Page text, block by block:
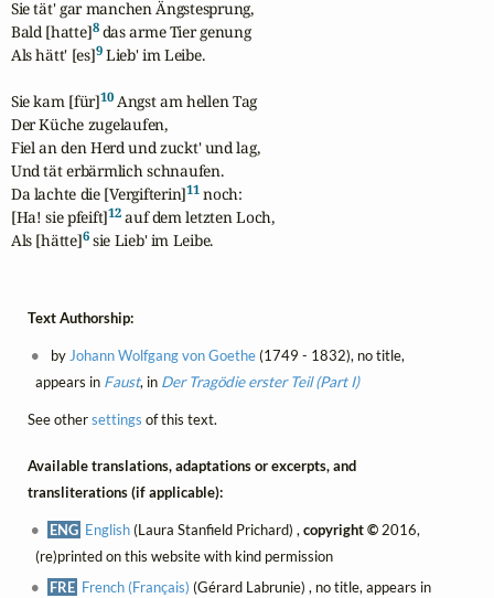
Sie tät' gar manchen Ängstesprung,
Bald [hatte]8 das arme Tier genung
Als hätt' [es]9 Lieb' im Leibe.
Sie kam [für]10 Angst am hellen Tag
Der Küche zugelaufen,
Fiel an den Herd und zuckt' und lag,
Und tät erbärmlich schnaufen.
Da lachte die [Vergifterin]11 noch:
[Ha! sie pfeift]12 auf dem letzten Loch,
Als [hätte]6 sie Lieb' im Leibe.
Text Authorship:
by Johann Wolfgang von Goethe(1749 - 1832), no title,
appears in Faust, in Der Tragödie erster Teil (Part I)
See othersettings of this text.
Available translations, adaptations or excerpts, and
transliterations (if applicable):
ENG English(Laura Stanfield Prichard) ,copyright ©2016,
(re)printed on this website with kind permission
FRE French (Français) (Gérard Labrunie) , no title, appears in